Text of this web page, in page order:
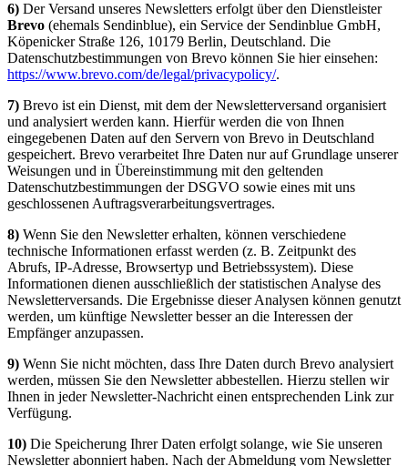
6) Der Versand unseres Newsletters erfolgt über den Dienstleister
Brevo (ehemals Sendinblue), ein Service der Sendinblue GmbH,
Köpenicker Straße 126, 10179 Berlin, Deutschland. Die
Datenschutzbestimmungen von Brevo können Sie hier einsehen:
https://www.brevo.com/de/legal/privacypolicy/.
7) Brevo ist ein Dienst, mit dem der Newsletterversand organisiert
und analysiert werden kann. Hierfür werden die von Ihnen
eingegebenen Daten auf den Servern von Brevo in Deutschland
gespeichert. Brevo verarbeitet Ihre Daten nur auf Grundlage unserer
Weisungen und in Übereinstimmung mit den geltenden
Datenschutzbestimmungen der DSGVO sowie eines mit uns
geschlossenen Auftragsverarbeitungsvertrages.
8) Wenn Sie den Newsletter erhalten, können verschiedene
technische Informationen erfasst werden (z. B. Zeitpunkt des
Abrufs, IP-Adresse, Browsertyp und Betriebssystem). Diese
Informationen dienen ausschließlich der statistischen Analyse des
Newsletterversands. Die Ergebnisse dieser Analysen können genutzt
werden, um künftige Newsletter besser an die Interessen der
Empfänger anzupassen.
9) Wenn Sie nicht möchten, dass Ihre Daten durch Brevo analysiert
werden, müssen Sie den Newsletter abbestellen. Hierzu stellen wir
Ihnen in jeder Newsletter-Nachricht einen entsprechenden Link zur
Verfügung.
10) Die Speicherung Ihrer Daten erfolgt solange, wie Sie unseren
Newsletter abonniert haben. Nach der Abmeldung vom Newsletter